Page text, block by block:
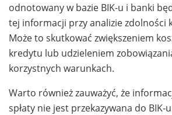
odnotowany w bazie BIK-u i banki
tej informacji przy analizie zdolności
Może to skutkować zwiększeniem
kredytu lub udzieleniem
korzystnych warunkach.
Warto również zauważyć, że
spłaty nie jest przekazywana do